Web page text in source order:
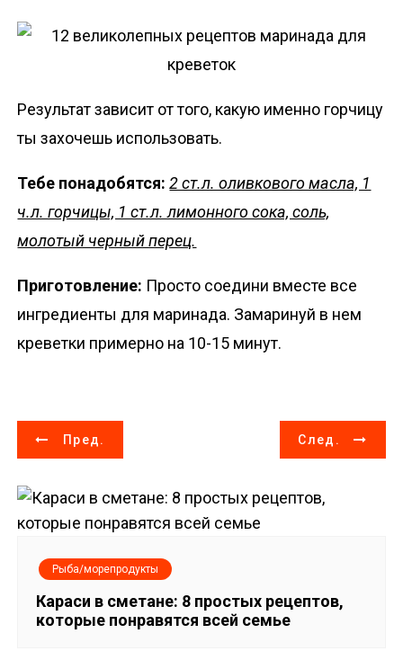
Результат зависит от того, какую именно горчицу
ты захочешь использовать.
Тебе понадобятся:2 ст.л. оливкового масла, 1
ч.л. горчицы, 1 ст.л. лимонного сока, соль,
молотый черный перец.
Приготовление: Просто соедини вместе все
ингредиенты для маринада. Замаринуй в нем
креветки примерно на 10-15 минут.
Н
а
в
Пред. След.
Рыба/морепродукты
Караси в сметане: 8 простых рецептов,
которые понравятся всей семье